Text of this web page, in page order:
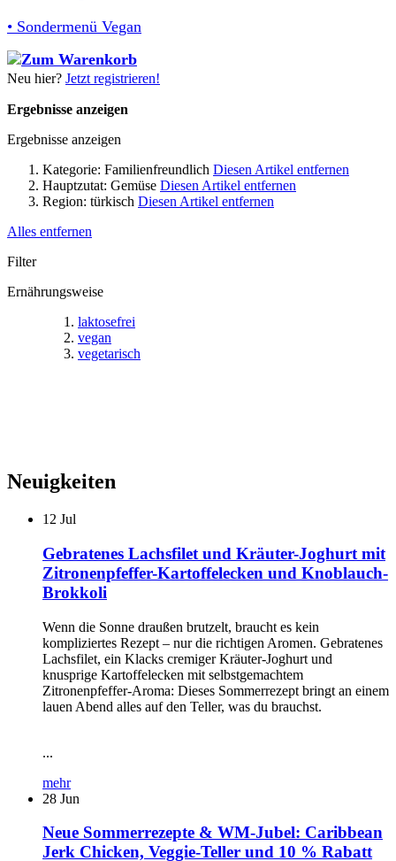
• Sondermenü Vegan
Neu hier? Jetzt registrieren!
Ergebnisse anzeigen
Ergebnisse anzeigen
Kategorie: Familienfreundlich Diesen Artikel entfernen
Hauptzutat: Gemüse Diesen Artikel entfernen
Region: türkisch Diesen Artikel entfernen
Alles entfernen
Filter
Ernährungsweise
laktosefrei
vegan
vegetarisch
Neuigkeiten
12 Jul
Gebratenes Lachsfilet und Kräuter-Joghurt mit
Zitronenpfeffer-Kartoffelecken und Knoblauch-
Brokkoli
Wenn die Sonne draußen brutzelt, braucht es kein
kompliziertes Rezept – nur die richtigen Aromen. Gebratenes
Lachsfilet, ein Klacks cremiger Kräuter-Joghurt und
knusprige Kartoffelecken mit selbstgemachtem
Zitronenpfeffer-Aroma: Dieses Sommerrezept bringt an einem
lauen Abend alles auf den Teller, was du brauchst.
...
mehr
28 Jun
Neue Sommerrezepte & WM-Jubel: Caribbean
Jerk Chicken, Veggie-Teller und 10 % Rabatt